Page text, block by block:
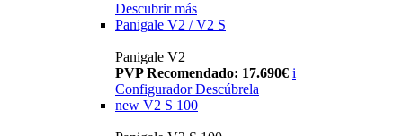
Descubrir más
Panigale V2 / V2 S
Panigale V2
PVP Recomendado: 17.690€ i
Configurador Descúbrela
new V2 S 100